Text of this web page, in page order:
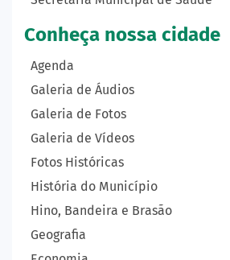
Conheça nossa cidade
Agenda
Galeria de Áudios
Galeria de Fotos
Galeria de Vídeos
Fotos Históricas
História do Município
Hino, Bandeira e Brasão
Geografia